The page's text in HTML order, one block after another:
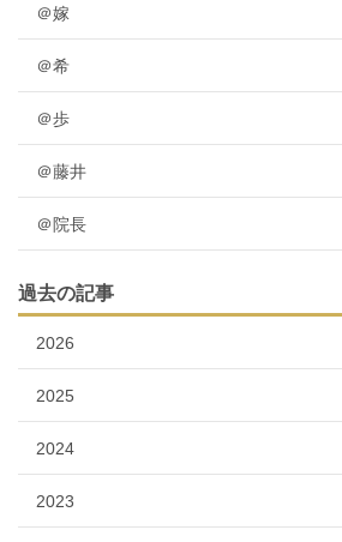
＠嫁
＠希
＠歩
＠藤井
＠院長
過去の記事
2026
2025
2024
2023